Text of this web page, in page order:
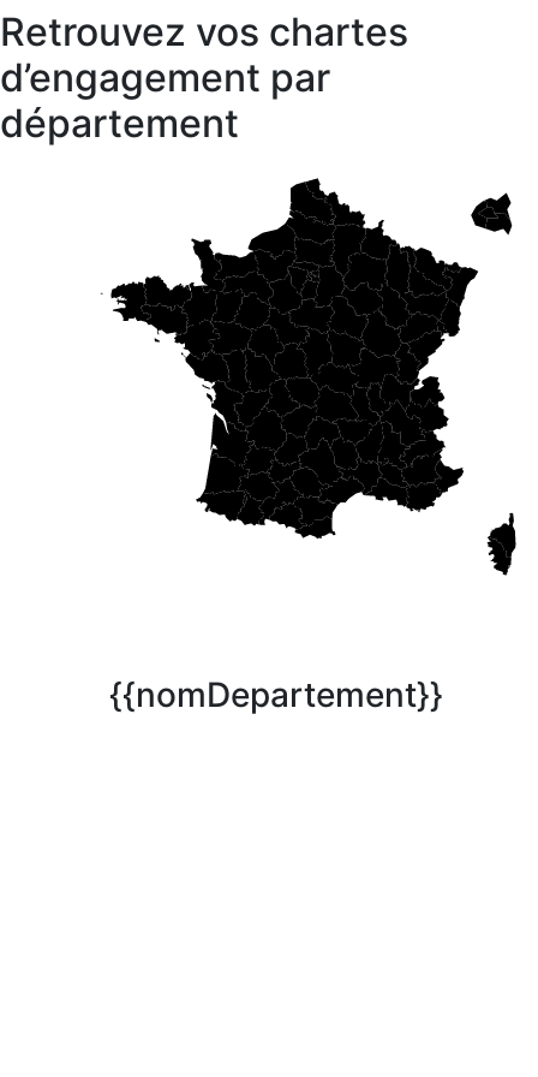
Retrouvez vos chartes
d’engagement par
département
{{nomDepartement}}